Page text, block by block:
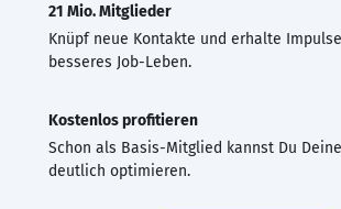
21 Mio. Mitglieder
Knüpf neue Kontakte und erhalte
besseres Job-Leben.
Kostenlos profitieren
Schon als Basis-Mitglied kannst Du
deutlich optimieren.